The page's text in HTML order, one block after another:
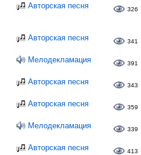
Авторская песня 326
Авторская песня 341
Мелодекламация 391
Авторская песня 343
Авторская песня 359
Мелодекламация 339
Авторская песня 413